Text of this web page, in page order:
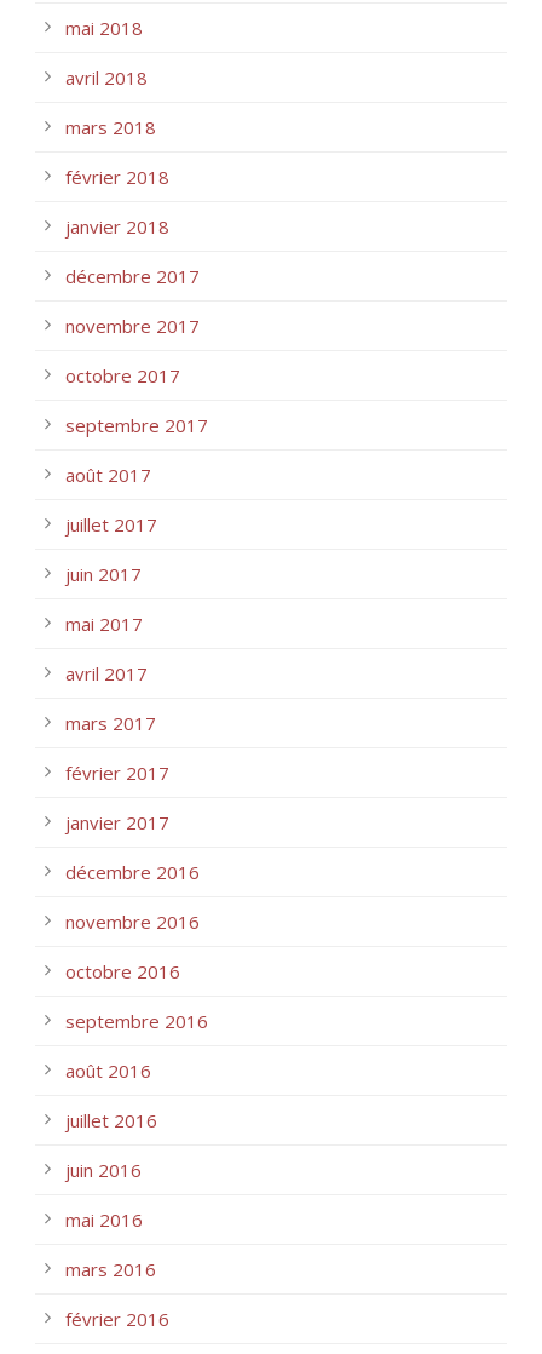
mai 2018
avril 2018
mars 2018
février 2018
janvier 2018
décembre 2017
novembre 2017
octobre 2017
septembre 2017
août 2017
juillet 2017
juin 2017
mai 2017
avril 2017
mars 2017
février 2017
janvier 2017
décembre 2016
novembre 2016
octobre 2016
septembre 2016
août 2016
juillet 2016
juin 2016
mai 2016
mars 2016
février 2016